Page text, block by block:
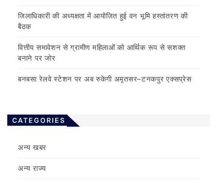
जिलाधिकारी की अध्यक्षता में आयोजित हुई वन भूमि हस्तांतरण की
बैठक
वित्तीय समावेशन से ग्रामीण महिलाओं को आर्थिक रूप से सशक्त
बनाने पर जोर
बनबसा रेलवे स्टेशन पर अब रुकेगी अमृतसर–टनकपुर एक्सप्रेस
CATEGORIES
अन्य खबर
अन्य राज्य